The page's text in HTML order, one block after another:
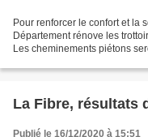
Pour renforcer le confort et la
Département rénove les
Les cheminements piétons
La Fibre, résultats
Publié le 16/12/2020 à 15:51